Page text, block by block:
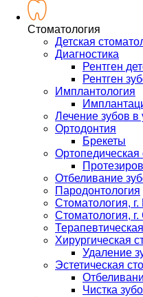
Стоматология
Детская
Диагностика
Рентген
Рентген
Имплантология
Лечение зубов в
Ортодонтия
Брекеты
Ортопедическая
Отбеливание
Пародонтология
Стоматология,
Стоматология,
Хирургическая
Удаление
Эстетическая
Чистка